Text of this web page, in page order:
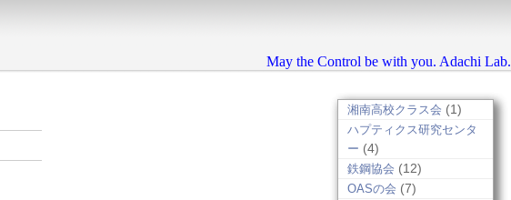
May the Control be with you. Adachi Lab.
湘南高校クラス会 (1)
ハプティクス研究センタ
ー (4)
鉄鋼協会 (12)
OASの会 (7)